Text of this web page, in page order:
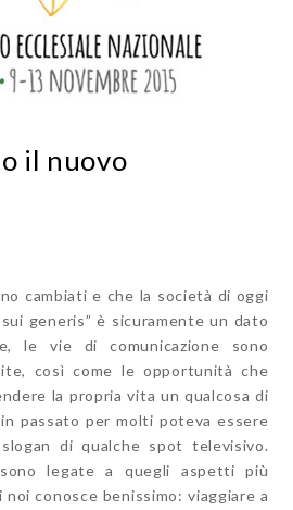
il nuovo
cambiati e che la società di oggi
generis” è sicuramente un dato
le vie di comunicazione sono
così come le opportunità che
la propria vita un qualcosa di
passato per molti poteva essere
di qualche spot televisivo.
legate a quegli aspetti più
conosce benissimo: viaggiare a